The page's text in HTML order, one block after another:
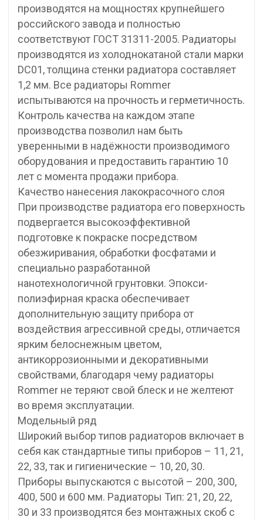
производятся на мощностях крупнейшего
российского завода и полностью
соответствуют ГОСТ 31311-2005. Радиаторы
производятся из холоднокатаной стали марки
DC01, толщина стенки радиатора составляет
1,2 мм. Все радиаторы Rommer
испытываются на прочность и герметичность.
Контроль качества на каждом этапе
производства позволил нам быть
уверенными в надёжности производимого
оборудования и предоставить гарантию 10
лет с момента продажи прибора.
Качество нанесения лакокрасочного слоя
При производстве радиатора его поверхность
подвергается высокоэффективной
подготовке к покраске посредством
обезжиривания, обработки фосфатами и
специально разработанной
нанотехнологичной грунтовки. Эпокси-
полиэфирная краска обеспечивает
дополнительную защиту прибора от
воздействия агрессивной среды, отличается
ярким белоснежным цветом,
антикоррозионными и декоративными
свойствами, благодаря чему радиаторы
Rommer не теряют свой блеск и не желтеют
во время эксплуатации.
Модельный ряд
Широкий выбор типов радиаторов включает в
себя как стандартные типы приборов – 11, 21,
22, 33, так и гигиенические – 10, 20, 30.
Приборы выпускаются с высотой – 200, 300,
400, 500 и 600 мм. Радиаторы Тип: 21, 20, 22,
30 и 33 производятся без монтажных скоб с